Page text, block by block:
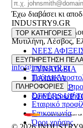
Email
Έχω διαβάσει κι
INDUSTRY9.GR
Ελευθέριου
Μυτιλήνη,Λέσβος,
22510 55629
info@industry9.gr
TOP ΚΑΤΗΓΟΡΙΕΣ
ΝΕΕΣ
ΑΝΔΡΙΚΑ
ΓΥΝΑΙΚΕΙΑ
ΠΑΙΔΙΚΑ
ΑΞΕΣΟΥΑΡ
OFFERS UP
ΕΞΥΠΗΡΕΤΗΣΗ
Τρόποι
Επιστροφές
Συχνές
ΠΛΗΡΟΦΟΡΙΕΣ
Εταιρικό
Επικοινωνία
Όροι χρήσης